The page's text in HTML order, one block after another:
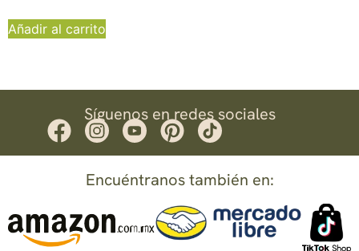
Añadir al carrito
Síguenos en redes sociales
Encuéntranos también en: